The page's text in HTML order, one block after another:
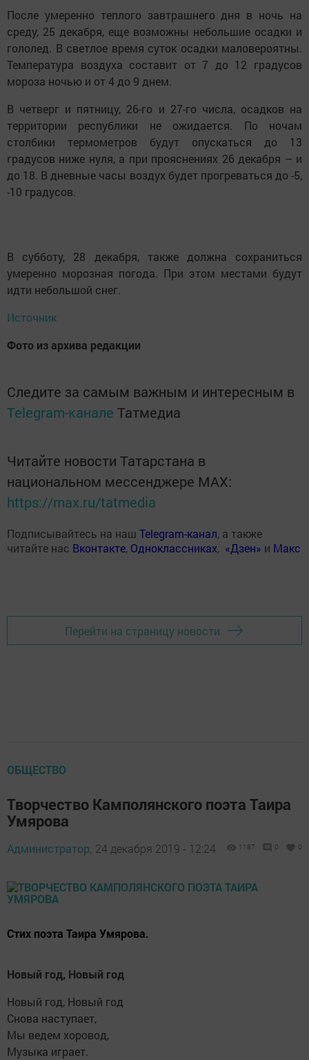
После умеренно теплого завтрашнего дня в ночь на
среду, 25 декабря, еще возможны небольшие осадки и
гололед. В светлое время суток осадки маловероятны.
Температура воздуха составит от 7 до 12 градусов
мороза ночью и от 4 до 9 днем.
В четверг и пятницу, 26-го и 27-го числа, осадков на
территории республики не ожидается. По ночам
столбики термометров будут опускаться до 13
градусов ниже нуля, а при прояснениях 26 декабря – и
до 18. В дневные часы воздух будет прогреваться до -5,
-10 градусов.
В субботу, 28 декабря, также должна сохраниться
умеренно морозная погода. При этом местами будут
идти небольшой снег.
Источник
Фото из архива редакции
Следите за самым важным и интересным в
Telegram-канале Татмедиа
Читайте новости Татарстана в
национальном мессенджере MАХ:
https://max.ru/tatmedia
Подписывайтесь на наш Telegram-канал, а также
читайте нас Вконтакте, Одноклассниках, «Дзен» и Макс
Перейти на страницу новости
ОБЩЕСТВО
Творчество Камполянского поэта Таира
Умярова
Администратор, 24 декабря 2019 - 12:24 1187 0 0
Стих поэта Таира Умярова.
Новый год, Новый год
Новый год, Новый год
Снова наступает,
Мы ведем хоровод,
Музыка играет.